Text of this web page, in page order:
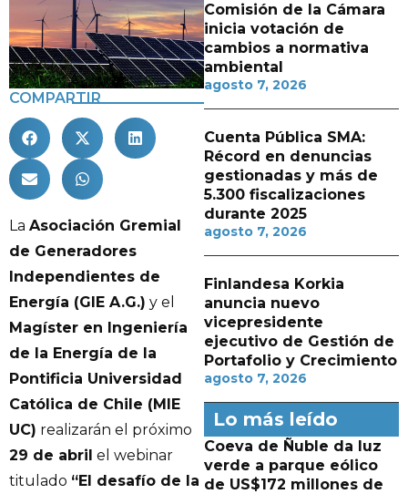
COMPARTIR
La Asociación Gremial
de Generadores
Independientes de
Energía (GIE A.G.) y el
Magíster en Ingeniería
de la Energía de la
Pontificia Universidad
Católica de Chile (MIE
UC) realizarán el próximo
29 de abril el webinar
titulado “El desafío de la
Comisión de la Cámara
inicia votación de
cambios a normativa
ambiental
agosto 7, 2026
Cuenta Pública SMA:
Récord en denuncias
gestionadas y más de
5.300 fiscalizaciones
durante 2025
agosto 7, 2026
Finlandesa Korkia
anuncia nuevo
vicepresidente
ejecutivo de Gestión de
Portafolio y Crecimiento
agosto 7, 2026
Lo más leído
Coeva de Ñuble da luz
verde a parque eólico
de US$172 millones de